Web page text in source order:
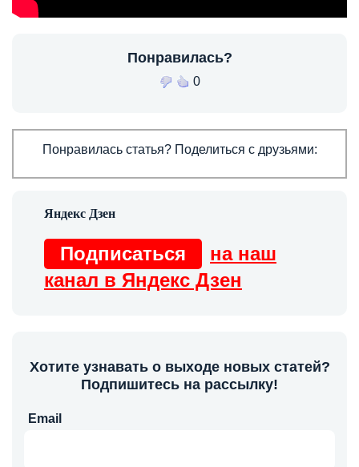
Понравилась?
0
Понравилась статья? Поделиться с друзьями:
Подписаться
на наш
канал в Яндекс Дзен
Хотите узнавать о выходе новых статей?
Подпишитесь на рассылку!
Email